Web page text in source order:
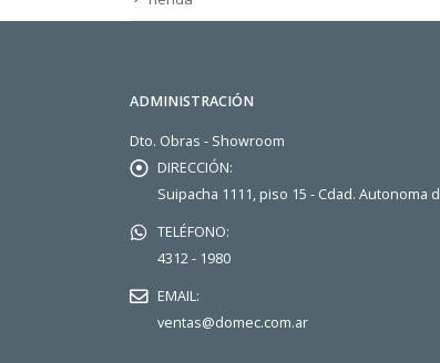
ADMINISTRACIÓN
Dto. Obras - Showroom
DIRECCIÓN:
Suipacha 1111, piso 15 - Cdad. Autonoma
TELÉFONO:
4312 - 1980
EMAIL:
ventas@domec.com.ar